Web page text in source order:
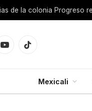
YouTubeTikTok
Mexicali